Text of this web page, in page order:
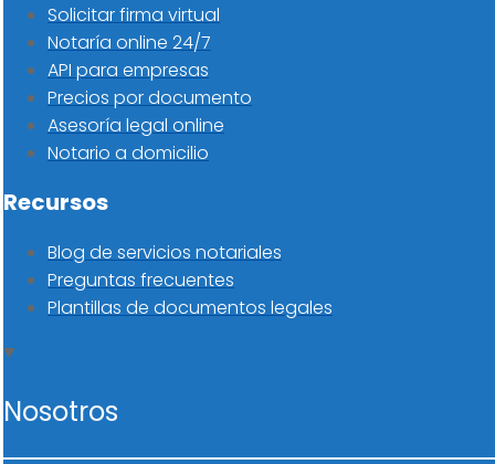
Solicitar firma virtual
Notaría online 24/7
API para empresas
Precios por documento
Asesoría legal online
Notario a domicilio
Recursos
Blog de servicios notariales
Preguntas frecuentes
Plantillas de documentos legales
Nosotros